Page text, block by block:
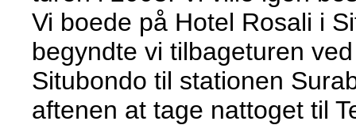
Vi boede på Hotel Rosali i
begyndte vi tilbageturen
Situbondo til stationen
aftenen at tage nattoget til